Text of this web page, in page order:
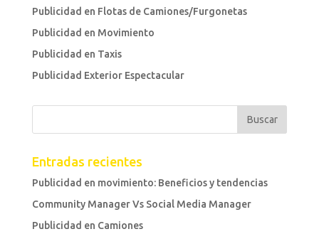
Publicidad en Flotas de Camiones/Furgonetas
Publicidad en Movimiento
Publicidad en Taxis
Publicidad Exterior Espectacular
Entradas recientes
Publicidad en movimiento: Beneficios y tendencias
Community Manager Vs Social Media Manager
Publicidad en Camiones